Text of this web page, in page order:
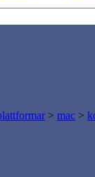
> mac >